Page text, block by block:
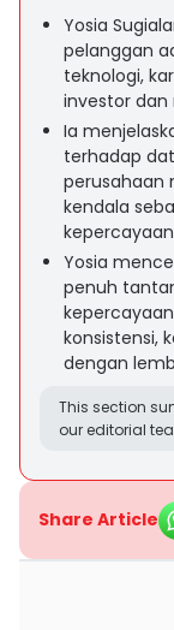
Yosia
pelanggan
teknologi,
investor
Ia
terhadap
perusahaan
kendala
Yosia
penuh
konsistensi,
dengan
This section
our editorial
Share Article